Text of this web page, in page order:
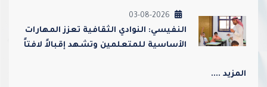
03-08-2026
النفيسي: النوادي الثقافية تعزز المهارات
الأساسية للمتعلمين وتشهد إقبالاً لافتاً
المزيد ....